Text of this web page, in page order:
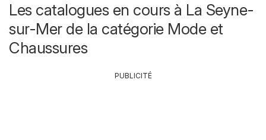
Les catalogues en cours à La Seyne-
sur-Mer de la catégorie Mode et
Chaussures
PUBLICITÉ